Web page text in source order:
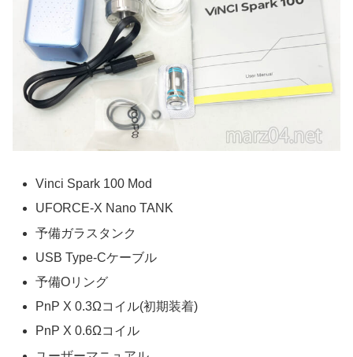
Vinci Spark 100 Mod
UFORCE-X Nano TANK
予備ガラスタンク
USB Type-Cケーブル
予備Oリング
PnP X 0.3Ωコイル(初期装着)
PnP X 0.6Ωコイル